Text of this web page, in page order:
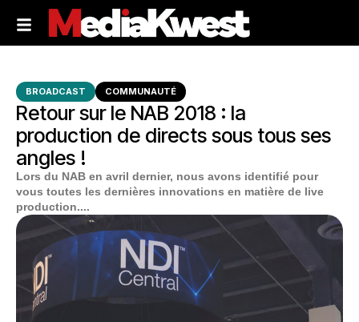
BROADCAST COMMUNAUTÉ
Retour sur le NAB 2018 : la
production de directs sous tous ses
angles !
Lors du NAB en avril dernier, nous avons identifié pour
vous toutes les dernières innovations en matière de live
production....